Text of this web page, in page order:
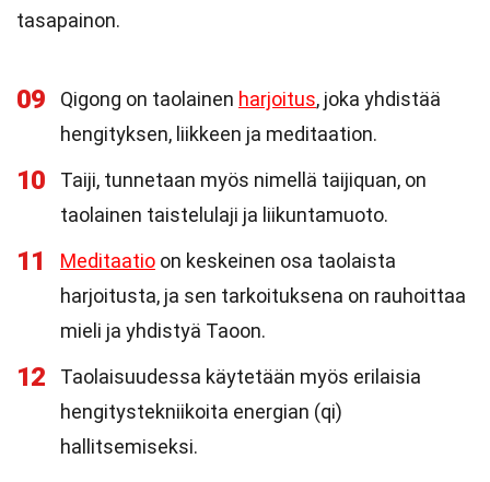
tasapainon.
09 Qigong on taolainen harjoitus, joka yhdistää
hengityksen, liikkeen ja meditaation.
10
Taiji, tunnetaan myös nimellä taijiquan, on
taolainen taistelulaji ja liikuntamuoto.
11 Meditaatio on keskeinen osa taolaista
harjoitusta, ja sen tarkoituksena on rauhoittaa
mieli ja yhdistyä Taoon.
12
Taolaisuudessa käytetään myös erilaisia
hengitystekniikoita energian (qi)
hallitsemiseksi.